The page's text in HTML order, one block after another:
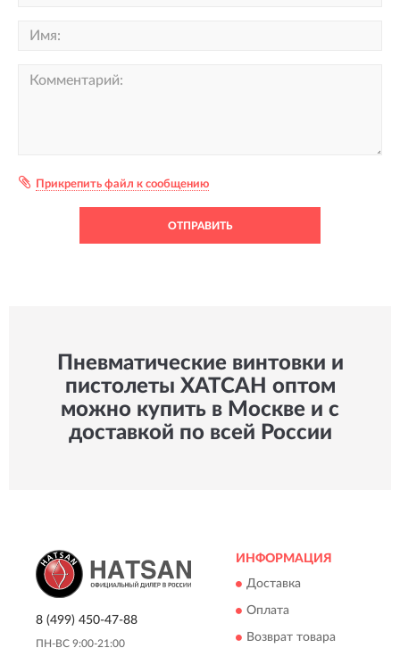
Прикрепить файл к сообщению
ОТПРАВИТЬ
Пневматические винтовки и
пистолеты ХАТСАН оптом
можно купить в Москве и с
доставкой по всей России
8 (499) 450-47-88
ПН-ВС 9:00-21:00
ИНФОРМАЦИЯ
Доставка
Оплата
Возврат товара